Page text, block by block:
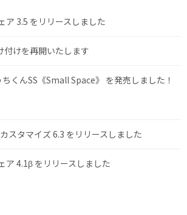
ア 3.5 をリリースしました
付けを再開いたします
ちくんSS《Small Space》 を発売しました！
スタマイズ 6.3 をリリースしました
ア 4.1β をリリースしました